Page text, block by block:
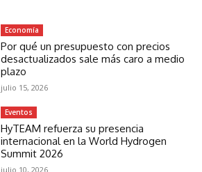
Economía
Por qué un presupuesto con precios
desactualizados sale más caro a medio
plazo
julio 15, 2026
Eventos
HyTEAM refuerza su presencia
internacional en la World Hydrogen
Summit 2026
julio 10, 2026